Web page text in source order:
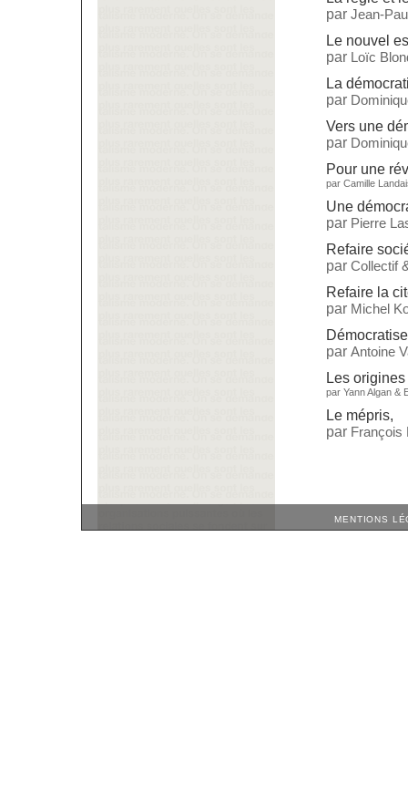
par Jean-
Le nouvel
par Loïc
La
par
Vers une
par
Pour une
par Camille
Une
par Pierre
Refaire
par Collectif
Refaire la
par Michel
par Antoine
Les
par Yann Algan &
Le mépris,
par François
MENTIONS